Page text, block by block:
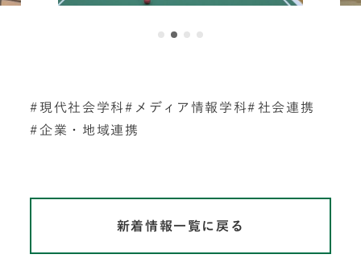
現代社会学科 メディア情報学科
社会連携
企業・地域連携
新着情報一覧に戻る